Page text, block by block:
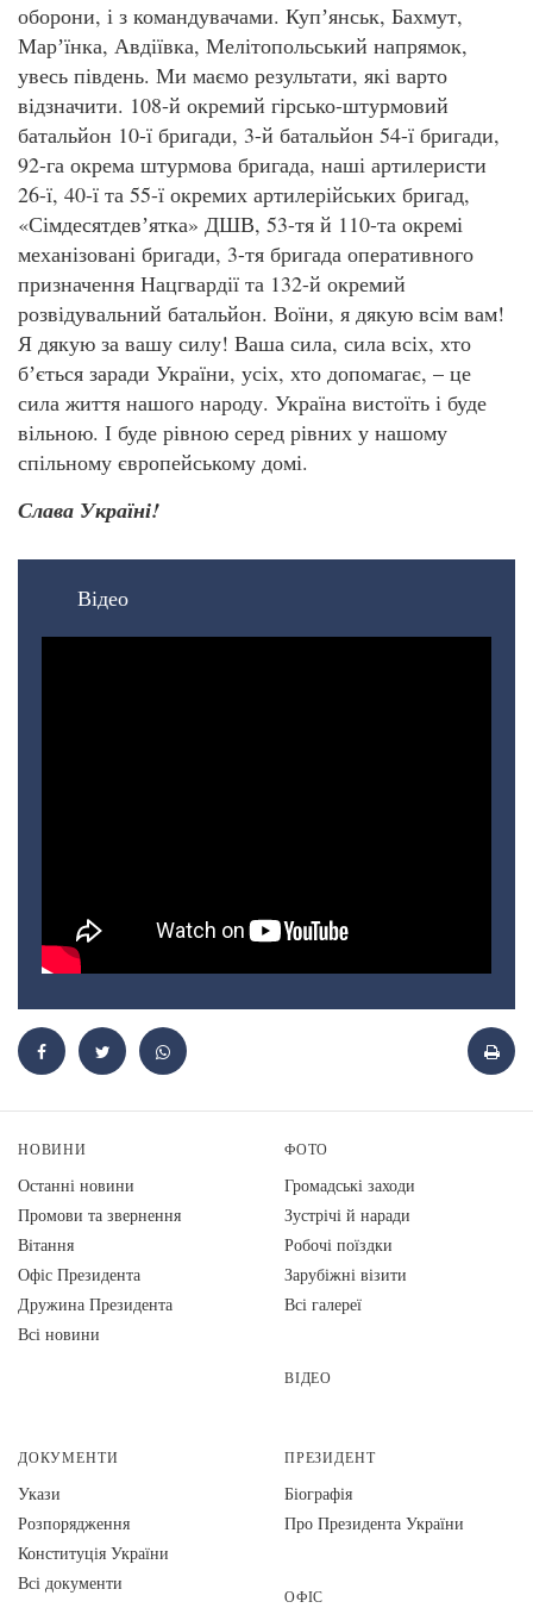
оборони, і з командувачами. Купʼянськ, Бахмут,
Марʼїнка, Авдіївка, Мелітопольський напрямок,
увесь південь. Ми маємо результати, які варто
відзначити. 108-й окремий гірсько-штурмовий
батальйон 10-ї бригади, 3-й батальйон 54-ї бригади,
92-га окрема штурмова бригада, наші артилеристи
26-ї, 40-ї та 55-ї окремих артилерійських бригад,
«Сімдесятдевʼятка» ДШВ, 53-тя й 110-та окремі
механізовані бригади, 3-тя бригада оперативного
призначення Нацгвардії та 132-й окремий
розвідувальний батальйон. Воїни, я дякую всім вам!
Я дякую за вашу силу! Ваша сила, сила всіх, хто
бʼється заради України, усіх, хто допомагає, – це
сила життя нашого народу. Україна вистоїть і буде
вільною. І буде рівною серед рівних у нашому
спільному європейському домі.
Слава Україні!
Відео
НОВИНИ
Останні новини
Промови та звернення
Вiтання
Офіс Президента
Дружина Президента
Всі новини
ФОТО
Громадські заходи
Зустрічі й наради
Робочі поїздки
Зарубіжні візити
Всі галереї
ВІДЕО
ДОКУМЕНТИ
Укази
Розпорядження
Конституція України
Всі документи
ПРЕЗИДЕНТ
Біографія
Про Президента України
ОФІС